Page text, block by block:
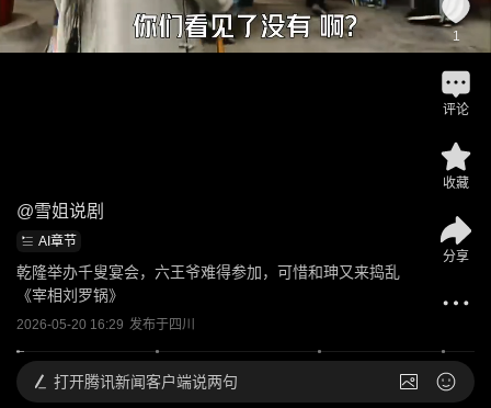
@雪姐说剧
AI章节
乾隆举办千叟宴会，六王爷难得参加，可惜和珅又来捣乱
《宰相刘罗锅》
2026-05-20 16:29 发布于四川
1
评论
收藏
分享
打开腾讯新闻客户端说两句